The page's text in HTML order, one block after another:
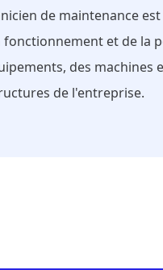
de maintenance
fonctionnement et de la
des machines
de l'entreprise.